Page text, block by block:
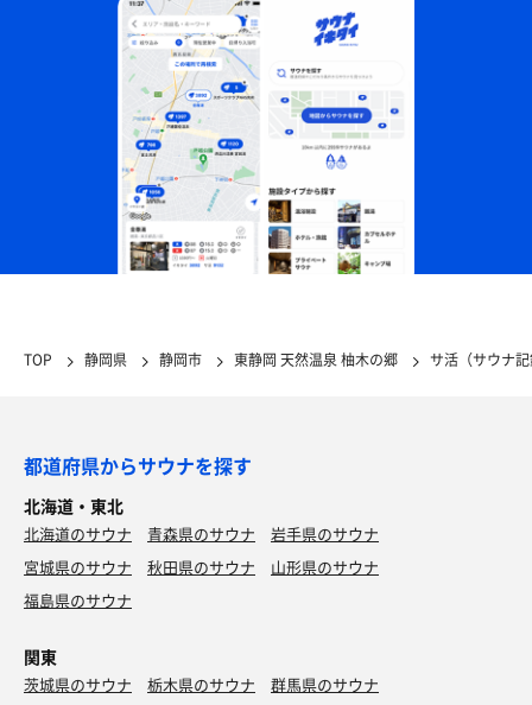
TOP 静岡県 静岡市 東静岡 天然温泉 柚木の郷 サ活（サウナ
都道府県からサウナを探す
北海道・東北
北海道のサウナ 青森県のサウナ
岩手県のサウナ
宮城県のサウナ
秋田県のサウナ
山形県のサウナ
福島県のサウナ
関東
茨城県のサウナ 栃木県のサウナ
群馬県のサウナ